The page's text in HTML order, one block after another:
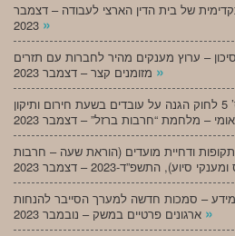
של בית הדין הארצי לעבודה – דצמבר
»
סיכון – ערוץ מענקים מהיר לחברות עם תזרים
»
מעו”דכן יחסי עבודה – תיקון מס’ 5 לחוק הגנה על עובדים בשעת חירום ותיקון
ודחיית מועדים (הוראת שעה – חרבות
מידע – סמכות חדשה למערך הסייבר להנחות
»